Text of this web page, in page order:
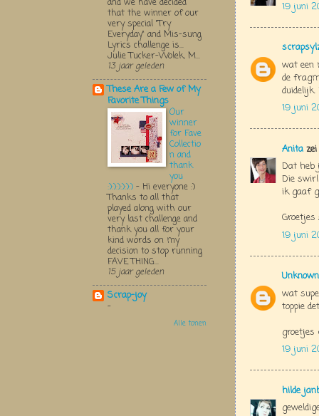
19 juni
wat een
de
19 juni
Anita zei
Dat heb
Die
ik gaaf
Groetjes
19 juni
Unknown
wat
toppie
groetjes
19 juni
hilde
and we have decided
that the winner of our
very special "Try
Everyday" and Mis-sung
Lyrics challenge is...
Julie Tucker-Wolek, M...
13 jaar geleden
These Are a Few of My
Favorite Things
Our
winner
for Fave
Collectio
n and
thank
you
:):):):):):) - Hi everyone :)
Thanks to all that
played along with our
very last challenge and
thank you all for your
kind words on my
decision to stop running
FAVE THING...
15 jaar geleden
Scrap-joy
-
Alle tonen